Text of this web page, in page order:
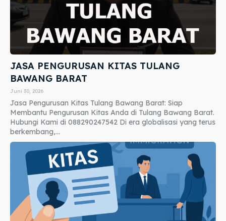
JASA PENGURUSAN KITAS TULANG
BAWANG BARAT
Juni 30, 2026
Jasa Pengurusan Kitas Tulang Bawang Barat: Siap
Membantu Pengurusan Kitas Anda di Tulang Bawang Barat.
Hubungi Kami di 088290247542 Di era globalisasi yang terus
berkembang,...